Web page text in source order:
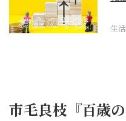
生活
市毛良枝『百歳